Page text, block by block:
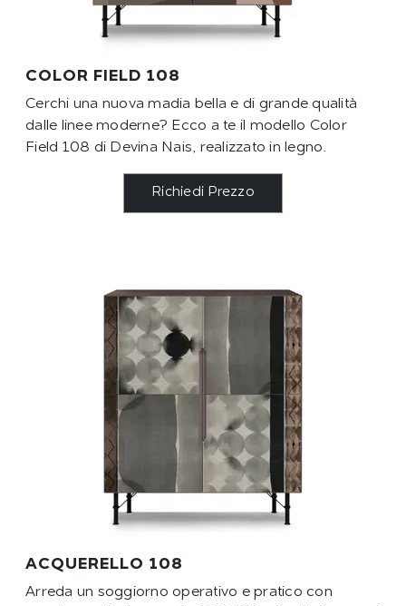
COLOR FIELD 108
Cerchi una nuova madia bella e di grande qualità
dalle linee moderne? Ecco a te il modello Color
Field 108 di Devina Nais, realizzato in legno.
Richiedi Prezzo
ACQUERELLO 108
Arreda un soggiorno operativo e pratico con